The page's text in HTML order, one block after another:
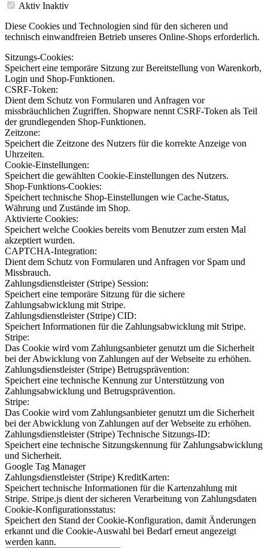
Aktiv Inaktiv
Diese Cookies und Technologien sind für den sicheren und
technisch einwandfreien Betrieb unseres Online-Shops erforderlich.
Sitzungs-Cookies:
Speichert eine temporäre Sitzung zur Bereitstellung von Warenkorb,
Login und Shop-Funktionen.
CSRF-Token:
Dient dem Schutz von Formularen und Anfragen vor
missbräuchlichen Zugriffen. Shopware nennt CSRF-Token als Teil
der grundlegenden Shop-Funktionen.
Zeitzone:
Speichert die Zeitzone des Nutzers für die korrekte Anzeige von
Uhrzeiten.
Cookie-Einstellungen:
Speichert die gewählten Cookie-Einstellungen des Nutzers.
Shop-Funktions-Cookies:
Speichert technische Shop-Einstellungen wie Cache-Status,
Währung und Zustände im Shop.
Aktivierte Cookies:
Speichert welche Cookies bereits vom Benutzer zum ersten Mal
akzeptiert wurden.
CAPTCHA-Integration:
Dient dem Schutz von Formularen und Anfragen vor Spam und
Missbrauch.
Zahlungsdienstleister (Stripe) Session:
Speichert eine temporäre Sitzung für die sichere
Zahlungsabwicklung mit Stripe.
Zahlungsdienstleister (Stripe) CID:
Speichert Informationen für die Zahlungsabwicklung mit Stripe.
Stripe:
Das Cookie wird vom Zahlungsanbieter genutzt um die Sicherheit
bei der Abwicklung von Zahlungen auf der Webseite zu erhöhen.
Zahlungsdienstleister (Stripe) Betrugsprävention:
Speichert eine technische Kennung zur Unterstützung von
Zahlungsabwicklung und Betrugsprävention.
Stripe:
Das Cookie wird vom Zahlungsanbieter genutzt um die Sicherheit
bei der Abwicklung von Zahlungen auf der Webseite zu erhöhen.
Zahlungsdienstleister (Stripe) Technische Sitzungs-ID:
Speichert eine technische Sitzungskennung für Zahlungsabwicklung
und Sicherheit.
Google Tag Manager
Zahlungsdienstleister (Stripe) KreditKarten:
Speichert technische Informationen für die Kartenzahlung mit
Stripe. Stripe.js dient der sicheren Verarbeitung von Zahlungsdaten
Cookie-Konfigurationsstatus:
Speichert den Stand der Cookie-Konfiguration, damit Änderungen
erkannt und die Cookie-Auswahl bei Bedarf erneut angezeigt
werden kann.